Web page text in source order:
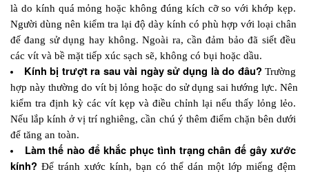
là do kính quá mỏng hoặc không đúng kích cỡ so với khớp kẹp.
Người dùng nên kiểm tra lại độ dày kính có phù hợp với loại chân
đế đang sử dụng hay không. Ngoài ra, cần đảm bảo đã siết đều
các vít và bề mặt tiếp xúc sạch sẽ, không có bụi hoặc dầu.
Kính bị trượt ra sau vài ngày sử dụng là do đâu? Trường
hợp này thường do vít bị lỏng hoặc do sử dụng sai hướng lực. Nên
kiểm tra định kỳ các vít kẹp và điều chỉnh lại nếu thấy lỏng lẻo.
Nếu lắp kính ở vị trí nghiêng, cần chú ý thêm điểm chặn bên dưới
để tăng an toàn.
Làm thế nào để khắc phục tình trạng chân đế gây xước
kính? Để tránh xước kính, bạn có thể dán một lớp miếng đệm